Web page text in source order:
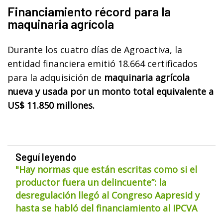
Financiamiento récord para la
maquinaria agrícola
Durante los cuatro días de Agroactiva, la
entidad financiera emitió 18.664 certificados
para la adquisición de maquinaria agrícola
nueva y usada por un monto total equivalente a
US$ 11.850 millones.
Seguí leyendo
"Hay normas que están escritas como si el
productor fuera un delincuente”: la
desregulación llegó al Congreso Aapresid y
hasta se habló del financiamiento al IPCVA